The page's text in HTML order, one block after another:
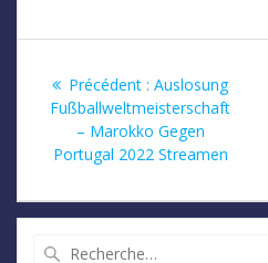
de
l’article
Précédent : Article
précédent
Auslosung
Fußballweltmeisterschaft
– Marokko Gegen
Portugal 2022 Streamen